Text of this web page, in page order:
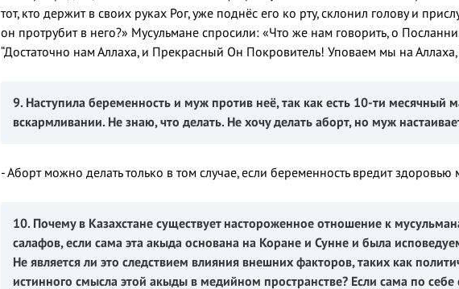
тот, кто держит в своих руках Рог, уже поднёс его ко рту, склонил голову и
он протрубит в него?» Мусульмане спросили: «Что же нам говорить, о
“Достаточно нам Аллаха, и Прекрасный Он Покровитель! Уповаем мы на Аллаха,
9. Наступила беременность и муж против неё, так как есть 10-ти месячный
вскармливании. Не знаю, что делать. Не хочу делать аборт, но муж
- Аборт можно делать только в том случае, если беременность вредит здоровью
10. Почему в Казахстане существует настороженное отношение к
салафов, если сама эта акыда основана на Коране и Сунне и была
Не является ли это следствием влияния внешних факторов, таких как
истинного смысла этой акыды в медийном пространстве? Если сама по себе